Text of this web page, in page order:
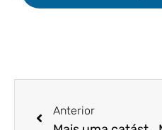
Anterior